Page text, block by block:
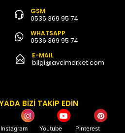
GSM
0536 369 95 74
WHATSAPP
0536 369 95 74
E-MAIL
bilgi@avcimarket.com
BİZİ TAKİP EDİN
Instagram Youtube Pinterest